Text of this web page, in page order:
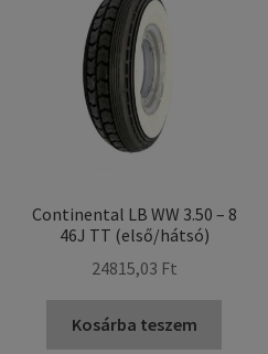
Continental LB WW 3.50 – 8
46J TT (első/hátsó)
24815,03 Ft
Kosárba teszem